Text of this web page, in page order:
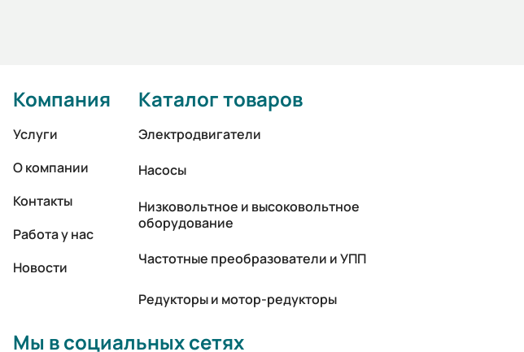
Компания
Услуги
О компании
Контакты
Работа у нас
Новости
Каталог товаров
Электродвигатели
Насосы
Низковольтное и высоковольтное
оборудование
Частотные преобразователи и УПП
Редукторы и мотор-редукторы
Мы в социальных сетях